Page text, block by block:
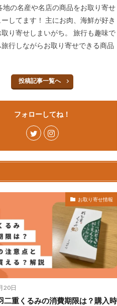
地の名産や名店の商品をお取り寄せ
ーしてます！ 主にお肉、海鮮が好き
り寄せしまいがち。 旅行も趣味で
旅行しながらお取り寄せできる商品
投稿記事一覧へ
フォローしてね！
お取り寄せ情報
20日
二重くるみの消費期限は？購入時